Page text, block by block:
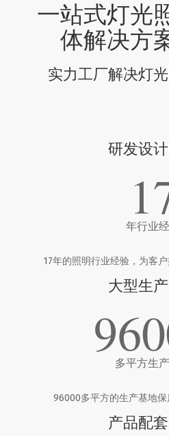
一站式灯光
体解决方
实力工厂解决灯
研发设
年行业
17年的照明行业经验，为客
大型生
多平方生
96000多平方的生产基地保
产品配